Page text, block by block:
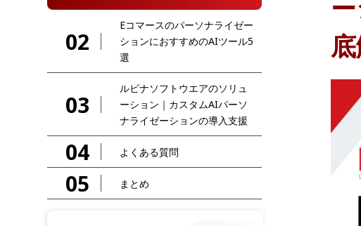
02
Eコマースのパーソナライゼー
ションにおすすめのAIツール5
選
03
ルビナソフトウエアのソリュ
ーション｜カスタムAIパーソ
ナライゼーションの導入支援
04 よくある質問
05 まとめ